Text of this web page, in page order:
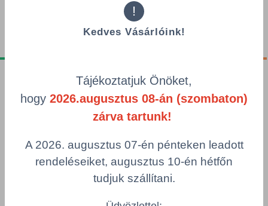
Tájékoztatók
Adatvédelmi nyilatkozat
Adatkezelési tájékoztató
Alapvető munkaügyi szabályok
Visszaélés-bejelentés
!
Kedves Vásárlóink!
Tájékoztatjuk Önöket,
hogy 2026.augusztus 08-án (szombaton)
zárva tartunk!
A 2026. augusztus 07-én pénteken leadott
rendeléseiket, augusztus 10-én hétfőn
tudjuk szállítani.